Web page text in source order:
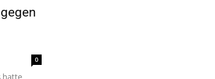
0
hatte